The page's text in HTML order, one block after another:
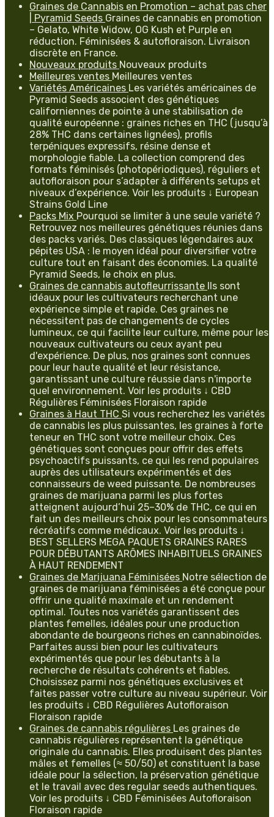
Graines de Cannabis en Promotion – achat pas cher
| Pyramid Seeds Graines de cannabis en promotion
– Gelato, White Widow, OG Kush et Purple en
réduction. Féminisées & autofloraison. Livraison
discrète en France.
Nouveaux produits Nouveaux produits
Meilleures ventes Meilleures ventes
Variétés Américaines Les variétés américaines de
Pyramid Seeds associent des génétiques
californiennes de pointe à une stabilisation de
qualité européenne : graines riches en THC (jusqu’à
28% THC dans certaines lignées), profils
terpéniques expressifs, résine dense et
morphologie fiable. La collection comprend des
formats féminisés (photopériodiques), réguliers et
autofloraison pour s’adapter à différents setups et
niveaux d’expérience. Voir les produits ↓ European
Strains Gold Line
Packs Mix Pourquoi se limiter à une seule variété ?
Retrouvez nos meilleures génétiques réunies dans
des packs variés. Des classiques légendaires aux
pépites USA : le moyen idéal pour diversifier votre
culture tout en faisant des économies. La qualité
Pyramid Seeds, le choix en plus.
Graines de cannabis autofleurrissante
Ils sont
idéaux pour les cultivateurs recherchant une
expérience simple et rapide. Ces graines ne
nécessitent pas de changements de cycles
lumineux, ce qui facilite leur culture, même pour les
nouveaux cultivateurs ou ceux ayant peu
d'expérience. De plus, nos graines sont connues
pour leur haute qualité et leur résistance,
garantissant une culture réussie dans n'importe
quel environnement. Voir les produits ↓ CBD
Régulières Féminisées Floraison rapide
Graines à Haut THC Si vous recherchez les variétés
de cannabis les plus puissantes, les graines à forte
teneur en THC sont votre meilleur choix. Ces
génétiques sont conçues pour offrir des effets
psychoactifs puissants, ce qui les rend populaires
auprès des utilisateurs expérimentés et des
connaisseurs de weed puissante. De nombreuses
graines de marijuana parmi les plus fortes
atteignent aujourd’hui 25–30% de THC, ce qui en
fait un des meilleurs choix pour les consommateurs
récréatifs comme médicaux. Voir les produits ↓
BEST SELLERS MEGA PAQUETS GRAINES RARES
POUR DÉBUTANTS ARÔMES INHABITUELS GRAINES
À HAUT RENDEMENT
Graines de Marijuana Féminisées Notre sélection de
graines de marijuana féminisées a été conçue pour
offrir une qualité maximale et un rendement
optimal. Toutes nos variétés garantissent des
plantes femelles, idéales pour une production
abondante de bourgeons riches en cannabinoïdes.
Parfaites aussi bien pour les cultivateurs
expérimentés que pour les débutants à la
recherche de résultats cohérents et fiables.
Choisissez parmi nos génétiques exclusives et
faites passer votre culture au niveau supérieur. Voir
les produits ↓ CBD Régulières Autofloraison
Floraison rapide
Graines de cannabis régulières Les graines de
cannabis régulières représentent la génétique
originale du cannabis. Elles produisent des plantes
mâles et femelles (≈ 50/50) et constituent la base
idéale pour la sélection, la préservation génétique
et le travail avec des regular seeds authentiques.
Voir les produits ↓ CBD Féminisées Autofloraison
Floraison rapide